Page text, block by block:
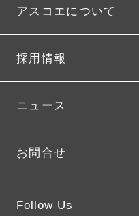
アスコエについて
採用情報
ニュース
お問合せ
Follow Us